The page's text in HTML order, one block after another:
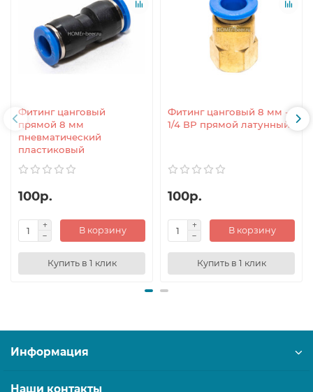
Фитинг цанговый
прямой 8 мм
пневматический
пластиковый
100р.
В корзину
Купить в 1 клик
Фитинг цанговый 8 мм -
1/4 ВР прямой латунный
100р.
В корзину
Купить в 1 клик
Информация
Наши контакты